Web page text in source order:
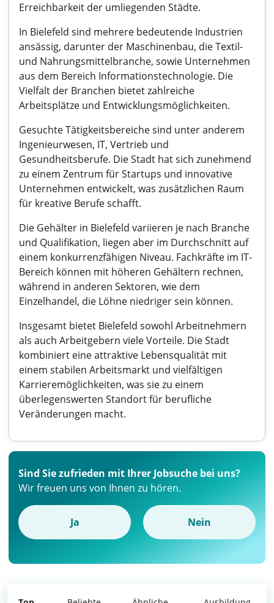
Erreichbarkeit der umliegenden Städte.
In Bielefeld sind mehrere bedeutende Industrien
ansässig, darunter der Maschinenbau, die Textil-
und Nahrungsmittelbranche, sowie Unternehmen
aus dem Bereich Informationstechnologie. Die
Vielfalt der Branchen bietet zahlreiche
Arbeitsplätze und Entwicklungsmöglichkeiten.
Gesuchte Tätigkeitsbereiche sind unter anderem
Ingenieurwesen, IT, Vertrieb und
Gesundheitsberufe. Die Stadt hat sich zunehmend
zu einem Zentrum für Startups und innovative
Unternehmen entwickelt, was zusätzlichen Raum
für kreative Berufe schafft.
Die Gehälter in Bielefeld variieren je nach Branche
und Qualifikation, liegen aber im Durchschnitt auf
einem konkurrenzfähigen Niveau. Fachkräfte im IT-
Bereich können mit höheren Gehältern rechnen,
während in anderen Sektoren, wie dem
Einzelhandel, die Löhne niedriger sein können.
Insgesamt bietet Bielefeld sowohl Arbeitnehmern
als auch Arbeitgebern viele Vorteile. Die Stadt
kombiniert eine attraktive Lebensqualität mit
einem stabilen Arbeitsmarkt und vielfältigen
Karrieremöglichkeiten, was sie zu einem
überlegenswerten Standort für berufliche
Veränderungen macht.
Sind Sie zufrieden mit Ihrer Jobsuche bei uns?
Wir freuen uns von Ihnen zu hören.
Ja Nein